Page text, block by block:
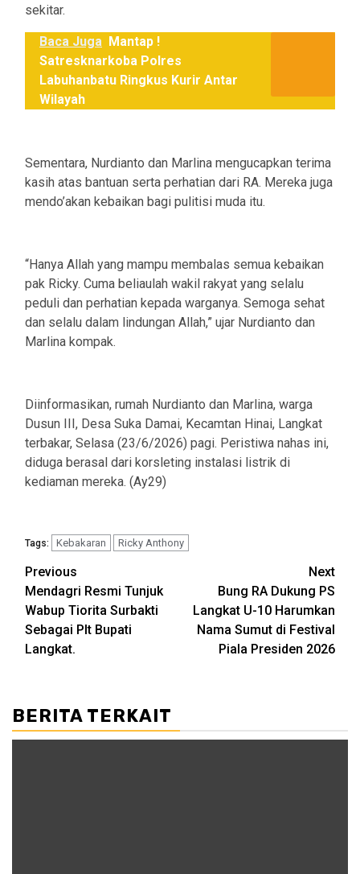
sekitar.
Baca Juga Mantap !
Satresknarkoba Polres
Labuhanbatu Ringkus Kurir Antar
Wilayah
Sementara, Nurdianto dan Marlina mengucapkan terima
kasih atas bantuan serta perhatian dari RA. Mereka juga
mendo’akan kebaikan bagi pulitisi muda itu.
“Hanya Allah yang mampu membalas semua kebaikan
pak Ricky. Cuma beliaulah wakil rakyat yang selalu
peduli dan perhatian kepada warganya. Semoga sehat
dan selalu dalam lindungan Allah,” ujar Nurdianto dan
Marlina kompak.
Diinformasikan, rumah Nurdianto dan Marlina, warga
Dusun III, Desa Suka Damai, Kecamtan Hinai, Langkat
terbakar, Selasa (23/6/2026) pagi. Peristiwa nahas ini,
diduga berasal dari korsleting instalasi listrik di
kediaman mereka. (Ay29)
Tags: Kebakaran Ricky Anthony
Post
navigation
Previous
Mendagri Resmi Tunjuk
Wabup Tiorita Surbakti
Sebagai Plt Bupati
Langkat.
Next
Bung RA Dukung PS
Langkat U-10 Harumkan
Nama Sumut di Festival
Piala Presiden 2026
BERITA TERKAIT